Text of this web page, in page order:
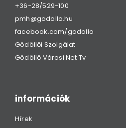
+36-28/529-100
pmh@godollo.hu
facebook.com/godollo
Gödöllői Szolgálat
Gödöllő Városi Net Tv
információk
Hírek